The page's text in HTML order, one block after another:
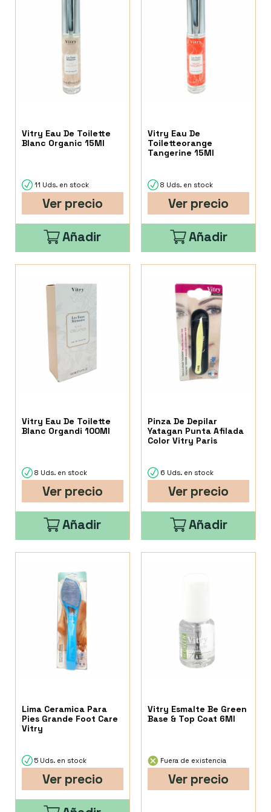
Vitry Eau De Toilette
Blanc Organic 15Ml
11 Uds. en stock
Ver precio
Añadir
Vitry Eau De
Toiletteorange
Tangerine 15Ml
8 Uds. en stock
Ver precio
Añadir
Vitry Eau De Toilette
Blanc Organdi 100Ml
8 Uds. en stock
Ver precio
Añadir
Pinza De Depilar
Yatagan Punta Afilada
Color Vitry Paris
6 Uds. en stock
Ver precio
Añadir
Lima Ceramica Para
Pies Grande Foot Care
Vitry
5 Uds. en stock
Ver precio
Vitry Esmalte Be Green
Base & Top Coat 6Ml
Fuera de existencia
Ver precio